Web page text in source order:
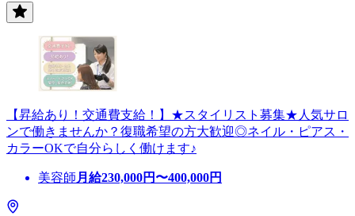
【昇給あり！交通費支給！】★スタイリスト募集★人気サロ
ンで働きませんか？復職希望の方大歓迎◎ネイル・ピアス・
カラーOKで自分らしく働けます♪
美容師 月給230,000円〜400,000円